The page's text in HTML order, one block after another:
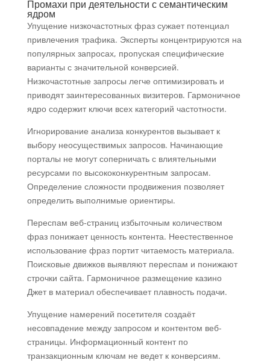
Промахи при деятельности с семантическим
ядром
Упущение низкочастотных фраз сужает потенциал
привлечения трафика. Эксперты концентрируются на
популярных запросах, пропуская специфические
варианты с значительной конверсией.
Низкочастотные запросы легче оптимизировать и
приводят заинтересованных визитеров. Гармоничное
ядро содержит ключи всех категорий частотности.
Игнорирование анализа конкурентов вызывает к
выбору неосуществимых запросов. Начинающие
порталы не могут соперничать с влиятельными
ресурсами по высококонкурентным запросам.
Определение сложности продвижения позволяет
определить выполнимые ориентиры.
Переспам веб-страниц избыточным количеством
фраз понижает ценность контента. Неестественное
использование фраз портит читаемость материала.
Поисковые движков выявляют переспам и понижают
строчки сайта. Гармоничное размещение казино
Джет в материал обеспечивает плавность подачи.
Упущение намерений посетителя создаёт
несовпадение между запросом и контентом веб-
страницы. Информационный контент по
транзакционным ключам не ведет к конверсиям.